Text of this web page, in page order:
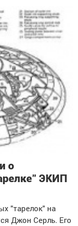
о
ЭКИП
"тарелок" на
Джон Серль. Его